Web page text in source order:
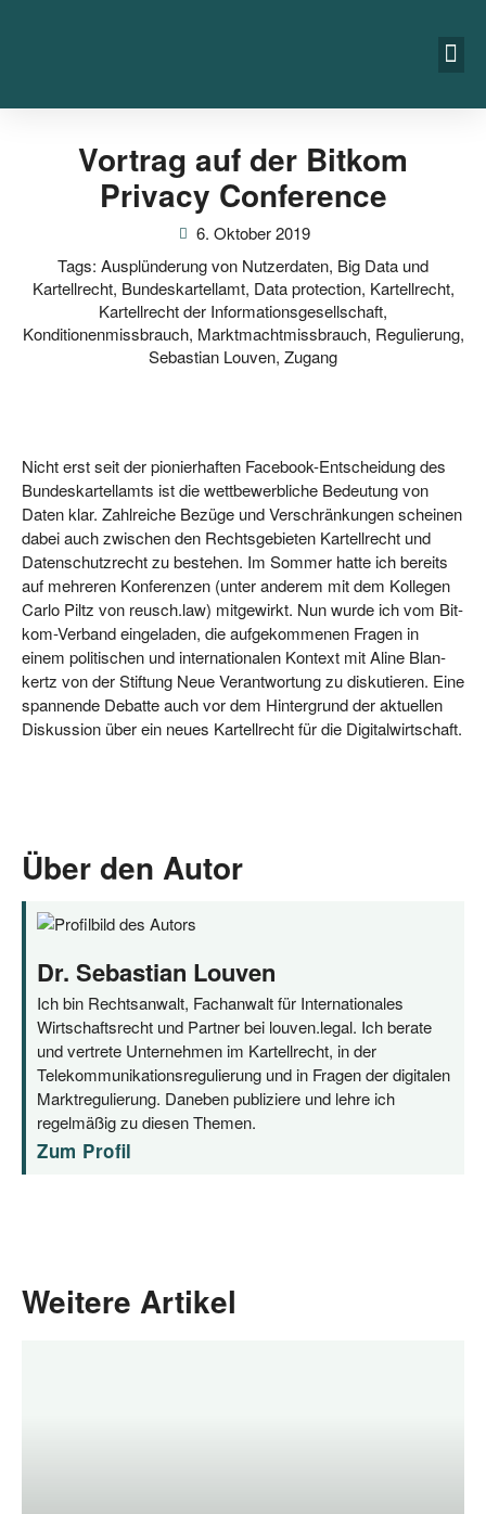
Vortrag auf der Bitkom
Privacy Conference
6. Oktober 2019
Tags: Ausplünderung von Nutzerdaten, Big Data und
Kartellrecht, Bundeskartellamt, Data protection, Kartellrecht,
Kartellrecht der Informationsgesellschaft,
Konditionenmissbrauch, Marktmachtmissbrauch, Regulierung,
Sebastian Louven, Zugang
Nicht erst seit der pio­nier­haf­ten Face­book-Ent­schei­dung des
Bun­des­kar­tell­amts ist die wett­be­werb­li­che Bedeu­tung von
Daten klar. Zahl­rei­che Bezü­ge und Ver­schrän­kun­gen schei­nen
dabei auch zwi­schen den Rechts­ge­bie­ten Kar­tell­recht und
Daten­schutz­recht zu bestehen. Im Som­mer hat­te ich bereits
auf meh­re­ren Kon­fe­ren­zen (unter ande­rem mit dem Kol­le­gen
Car­lo Piltz von reusch​.law) mit­ge­wirkt. Nun wur­de ich vom Bit­
kom-Ver­band ein­ge­la­den, die auf­ge­kom­me­nen Fra­gen in
einem poli­ti­schen und inter­na­tio­na­len Kon­text mit Ali­ne Blan­
kertz von der Stif­tung Neue Ver­ant­wor­tung zu dis­ku­tie­ren. Eine
span­nen­de Debat­te auch vor dem Hin­ter­grund der aktu­el­len
Dis­kus­si­on über ein neu­es Kar­tell­recht für die Digitalwirtschaft.
Über den Autor
Dr. Sebastian Louven
Ich bin Rechtsanwalt, Fachanwalt für Internationales
Wirtschaftsrecht und Partner bei louven.legal. Ich berate
und vertrete Unternehmen im Kartellrecht, in der
Telekommunikationsregulierung und in Fragen der digitalen
Marktregulierung. Daneben publiziere und lehre ich
regelmäßig zu diesen Themen.
Zum Profil
Weitere Artikel